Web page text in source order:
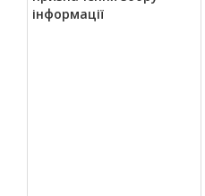
інформації